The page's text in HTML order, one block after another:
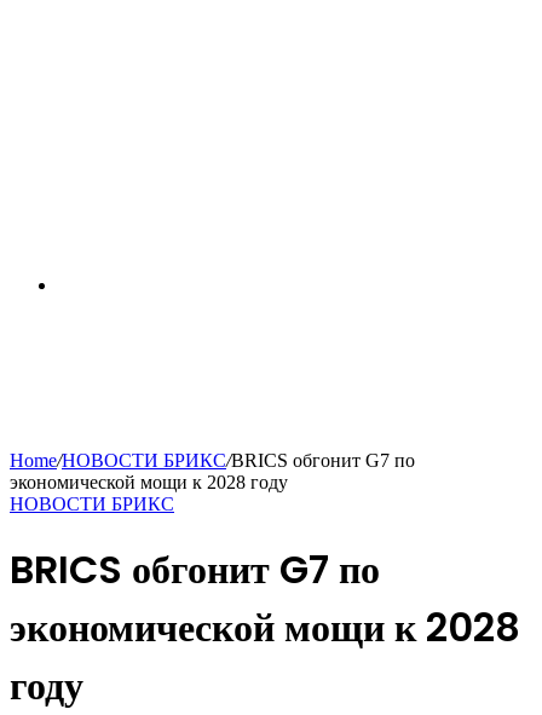
Home/НОВОСТИ БРИКС/BRICS обгонит G7 по
экономической мощи к 2028 году
НОВОСТИ БРИКС
BRICS обгонит G7 по
экономической мощи к 2028
году